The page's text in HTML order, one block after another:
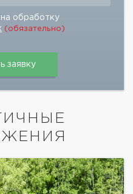
на обработку
(обязательно)